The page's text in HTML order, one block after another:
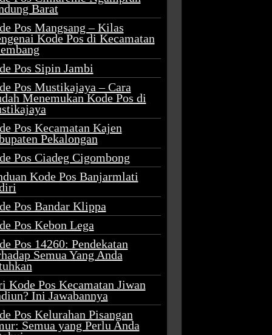
Barat
Pos Mangsang – Kilas
Kode Pos di Kecamatan
Pos Sipin Jambi
Pos Mustikajaya – Cara
Menemukan Kode Pos di
Pos Kecamatan Kajen
Pekalongan
Pos Ciadeg Cigombong
Kode Pos Banjarmlati
Pos Bandar Klippa
Pos Kebon Lega
Pos 14260: Pendekatan
Semua Yang Anda
Kode Pos Kecamatan Jiwan
Ini Jawabannya
Pos Kelurahan Pisangan
Semua yang Perlu Anda